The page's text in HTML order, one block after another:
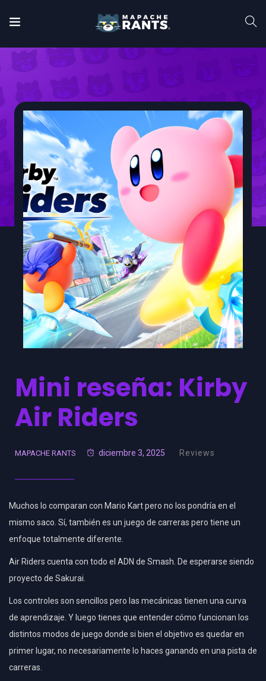
Mini reseña: Kirby
Air Riders
MAPACHE RANTS diciembre 3, 2025 Reviews
Muchos lo comparan con Mario Kart pero no los pondría en el
mismo saco. Sí, también es un juego de carreras pero tiene un
enfoque totalmente diferente.
Air Riders cuenta con todo el ADN de Smash. De esperarse siendo
proyecto de Sakurai.
Los controles son sencillos pero las mecánicas tienen una curva
de aprendizaje. Y luego tienes que entender cómo funcionan los
distintos modos de juego donde si bien el objetivo es quedar en
primer lugar, no necesariamente lo haces ganando en una pista de
carreras.